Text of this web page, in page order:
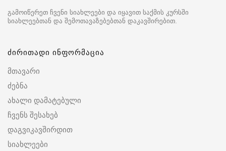
გამოიწერეთ ჩვენი სიახლეები და იყავით საქმის კურსში
სიახლეებთან და შემოთავაზებებთან დაკავშირებით.
ძირითადი ინფორმაცია
მთავარი
ძებნა
ახალი დამატებული
ჩვენს შესახებ
დაგვიკავშირდით
სიახლეები